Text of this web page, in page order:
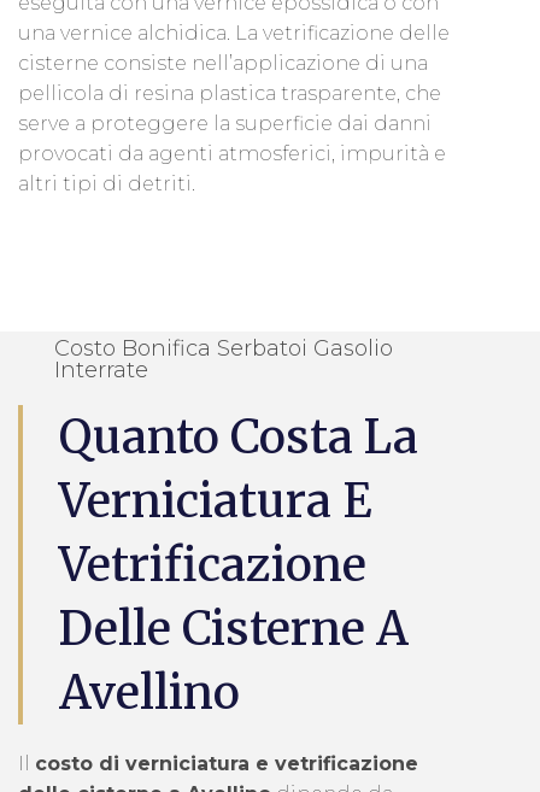
una vernice alchidica. La vetrificazione delle
cisterne consiste nell’applicazione di una
pellicola di resina plastica trasparente, che
serve a proteggere la superficie dai danni
provocati da agenti atmosferici, impurità e
altri tipi di detriti.
Costo Bonifica Serbatoi Gasolio
Interrate
Quanto Costa La
Verniciatura E
Vetrificazione
Delle Cisterne A
Avellino
Il costo di verniciatura e vetrificazione